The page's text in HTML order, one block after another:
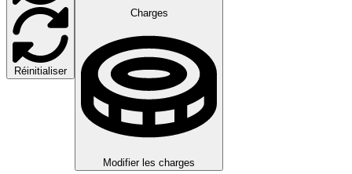
Réinitialiser
Charges
Modifier les charges